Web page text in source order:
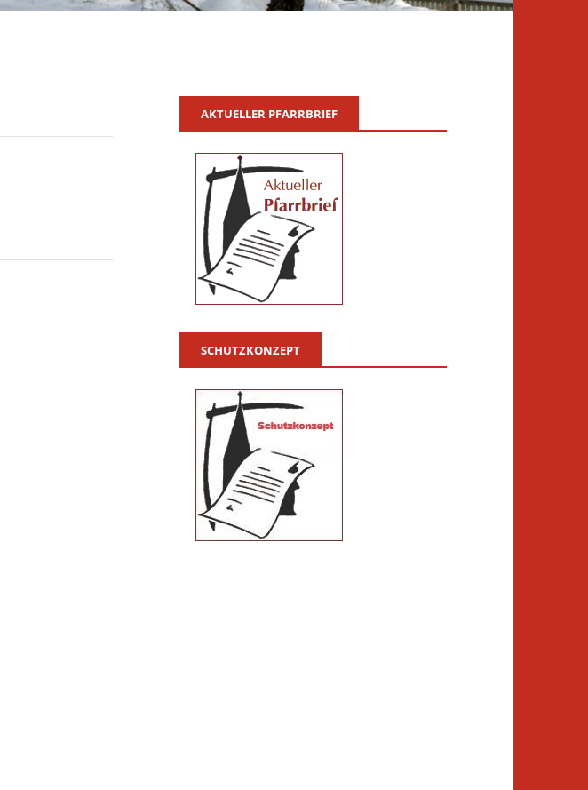
AKTUELLER PFARRBRIEF
SCHUTZKONZEPT